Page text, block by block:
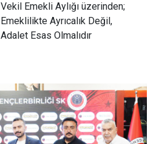
Vekil Emekli Aylığı üzerinden;
Emeklilikte Ayrıcalık Değil,
Adalet Esas Olmalıdır